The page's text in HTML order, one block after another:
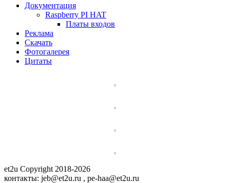
Документация
Raspberry PI HAT
Платы входов
Реклама
Скачать
Фотогалерея
Цитаты
et2u Copyright 2018-2026
контакты: jeb@et2u.ru , pe-haa@et2u.ru